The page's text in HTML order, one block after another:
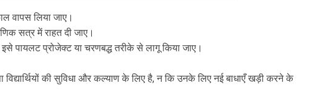
वापस लिया जाए।
सत्र में राहत दी जाए।
पायलट प्रोजेक्ट या चरणबद्ध तरीके से लागू किया जाए।
विद्यार्थियों की सुविधा और कल्याण के लिए है, न कि उनके लिए नई बाधाएँ खड़ी करने के